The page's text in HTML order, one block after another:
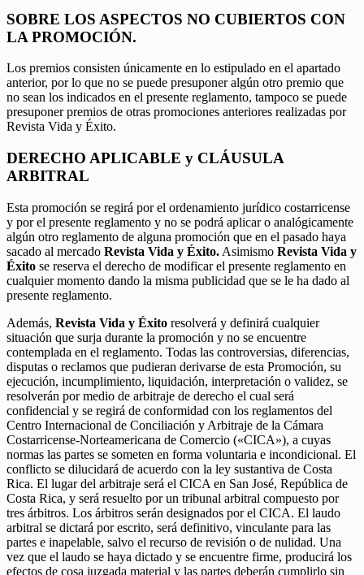
SOBRE LOS ASPECTOS NO CUBIERTOS CON
LA PROMOCIÓN.
Los premios consisten únicamente en lo estipulado en el apartado
anterior, por lo que no se puede presuponer algún otro premio que
no sean los indicados en el presente reglamento, tampoco se puede
presuponer premios de otras promociones anteriores realizadas por
Revista Vida y Éxito.
DERECHO APLICABLE y CLÁUSULA
ARBITRAL
Esta promoción se regirá por el ordenamiento jurídico costarricense
y por el presente reglamento y no se podrá aplicar o analógicamente
algún otro reglamento de alguna promoción que en el pasado haya
sacado al mercado Revista Vida y Éxito. Asimismo Revista Vida y
Éxito se reserva el derecho de modificar el presente reglamento en
cualquier momento dando la misma publicidad que se le ha dado al
presente reglamento.
Además, Revista Vida y Éxito resolverá y definirá cualquier
situación que surja durante la promoción y no se encuentre
contemplada en el reglamento. Todas las controversias, diferencias,
disputas o reclamos que pudieran derivarse de esta Promoción, su
ejecución, incumplimiento, liquidación, interpretación o validez, se
resolverán por medio de arbitraje de derecho el cual será
confidencial y se regirá de conformidad con los reglamentos del
Centro Internacional de Conciliación y Arbitraje de la Cámara
Costarricense-Norteamericana de Comercio («CICA»), a cuyas
normas las partes se someten en forma voluntaria e incondicional. El
conflicto se dilucidará de acuerdo con la ley sustantiva de Costa
Rica. El lugar del arbitraje será el CICA en San José, República de
Costa Rica, y será resuelto por un tribunal arbitral compuesto por
tres árbitros. Los árbitros serán designados por el CICA. El laudo
arbitral se dictará por escrito, será definitivo, vinculante para las
partes e inapelable, salvo el recurso de revisión o de nulidad. Una
vez que el laudo se haya dictado y se encuentre firme, producirá los
efectos de cosa juzgada material y las partes deberán cumplirlo sin